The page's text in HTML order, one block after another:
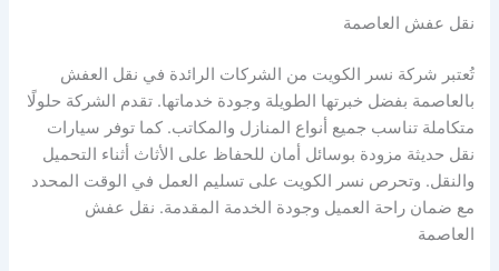
نقل عفش العاصمة
تُعتبر شركة نسر الكويت من الشركات الرائدة في نقل العفش
بالعاصمة بفضل خبرتها الطويلة وجودة خدماتها. تقدم الشركة حلولًا
متكاملة تناسب جميع أنواع المنازل والمكاتب. كما توفر سيارات
نقل حديثة مزودة بوسائل أمان للحفاظ على الأثاث أثناء التحميل
والنقل. وتحرص نسر الكويت على تسليم العمل في الوقت المحدد
مع ضمان راحة العميل وجودة الخدمة المقدمة. نقل عفش
العاصمة